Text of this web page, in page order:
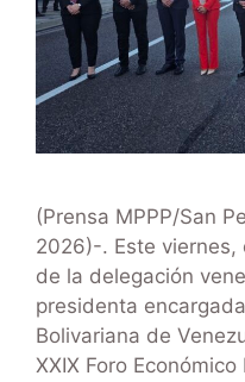
(Prensa MPPP/San
2026)-. Este
de la delegación
presidenta
Bolivariana de
XXIX Foro